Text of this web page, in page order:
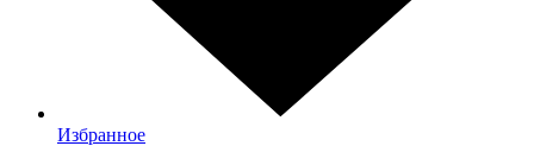
Избранное